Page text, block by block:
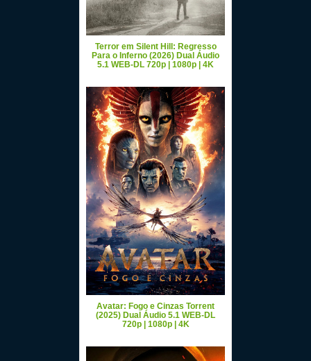
Terror em Silent Hill: Regresso
Para o Inferno (2026) Dual Áudio
5.1 WEB-DL 720p | 1080p | 4K
Avatar: Fogo e Cinzas Torrent
(2025) Dual Áudio 5.1 WEB-DL
720p | 1080p | 4K